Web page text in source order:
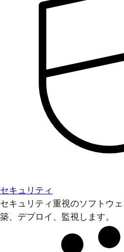
セキュリティ
セキュリティ重視のソフトウ
築、デプロイ、監視します。